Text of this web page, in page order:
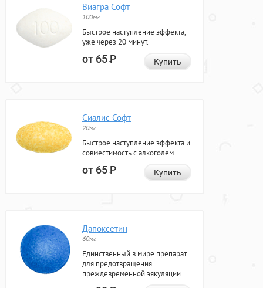
Виагра Софт
100мг
Быстрое наступление эффекта,
уже через 20 минут.
от 65Р Купить
Сиалис Софт
20мг
Быстрое наступление эффекта и
совместимость с алкоголем.
от 65Р Купить
Дапоксетин
60мг
Единственный в мире препарат
для предотвращения
преждевременной эякуляции.